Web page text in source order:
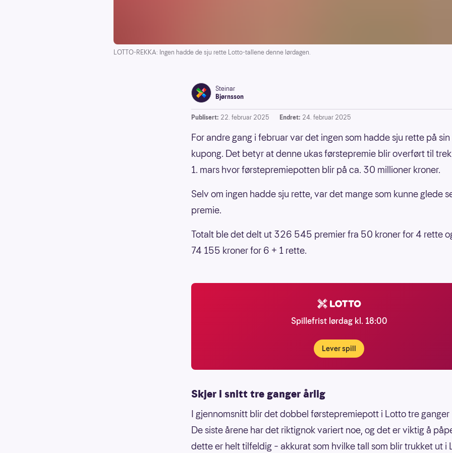
LOTTO-REKKA: Ingen hadde de sju rette Lotto-tallene denne lørdagen.
Steinar
Bjørnsson
Publisert: 22. februar 2025 Endret: 24. februar 2025
For andre gang i februar var det ingen som hadde sju rette på
kupong. Det betyr at denne ukas førstepremie blir overført til
1. mars hvor førstepremiepotten blir på ca. 30 millioner kroner.
Selv om ingen hadde sju rette, var det mange som kunne glede
premie.
Totalt ble det delt ut 326 545 premier fra 50 kroner for 4 rette
74 155 kroner for 6 + 1 rette.
Spillefrist lørdag kl. 18:00
Lever spill
Skjer i snitt tre ganger årlig
I gjennomsnitt blir det dobbel førstepremiepott i Lotto tre ganger
De siste årene har det riktignok variert noe, og det er viktig å
dette er helt tilfeldig – akkurat som hvilke tall som blir trukket ut i